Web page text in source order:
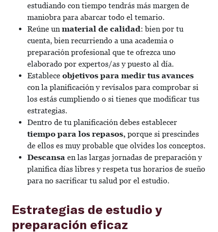
estudiando con tiempo tendrás más margen de
maniobra para abarcar todo el temario.
Reúne un material de calidad: bien por tu
cuenta, bien recurriendo a una academia o
preparación profesional que te ofrezca uno
elaborado por expertos/as y puesto al día.
Establece objetivos para medir tus avances
con la planificación y revísalos para comprobar si
los estás cumpliendo o si tienes que modificar tus
estrategias.
Dentro de tu planificación debes establecer
tiempo para los repasos, porque si prescindes
de ellos es muy probable que olvides los conceptos.
Descansa en las largas jornadas de preparación y
planifica días libres y respeta tus horarios de sueño
para no sacrificar tu salud por el estudio.
Estrategias de estudio y
preparación eficaz